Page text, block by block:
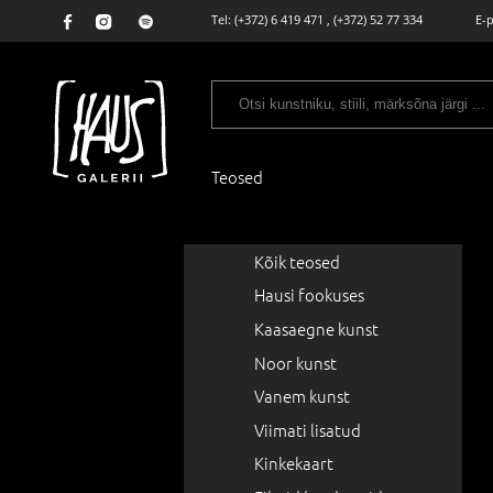
Tel: (+372) 6 419 471 , (+372) 52 77 334 E-
Teosed
Kõik teosed
Hausi fookuses
Kaasaegne kunst
Noor kunst
Vanem kunst
Viimati lisatud
Kinkekaart